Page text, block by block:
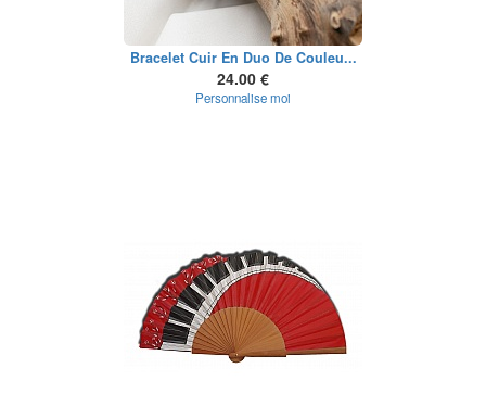
Bracelet Cuir En Duo De Couleu...
24.00 €
Personnalise moi